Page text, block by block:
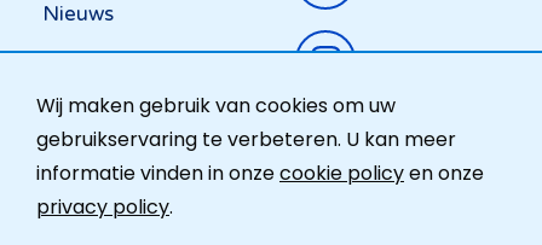
Wij maken gebruik van cookies om uw
gebruikservaring te verbeteren. U kan meer
informatie vinden in onzecookie policyen onze
privacy policy.
Nieuws
Ombudsdienst
Instagram